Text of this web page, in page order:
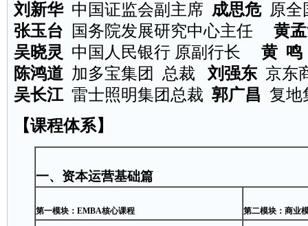
刘新华 中国证监会副主席 成思危 原全
张玉台 国务院发展研究中心主任
黄
吴晓灵 中国人民银行 原副行长 黄 鸣
陈鸿道 加多宝集团 总裁 刘强东京东
吴长江雷士照明集团总裁 郭广昌 复地
【课程体系】
一、资本运营基础篇
第一模块：EMBA核心课程 第二模块：商业